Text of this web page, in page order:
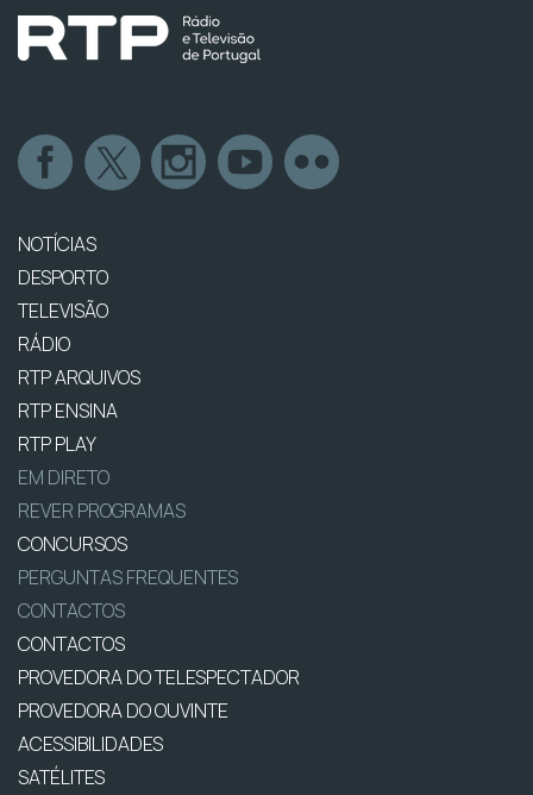
NOTÍCIAS
DESPORTO
TELEVISÃO
RÁDIO
RTP ARQUIVOS
RTP ENSINA
RTP PLAY
EM DIRETO
REVER PROGRAMAS
CONCURSOS
PERGUNTAS FREQUENTES
CONTACTOS
CONTACTOS
PROVEDORA DO TELESPECTADOR
PROVEDORA DO OUVINTE
ACESSIBILIDADES
SATÉLITES